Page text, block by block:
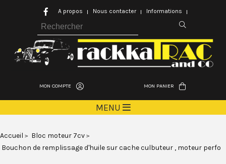
MON COMPTE MON PANIER
MENU
Accueil
Bloc moteur 7cv
Bouchon de remplissage d'huile sur cache culbuteur , moteur perfo
A propos Nous contacter Informations